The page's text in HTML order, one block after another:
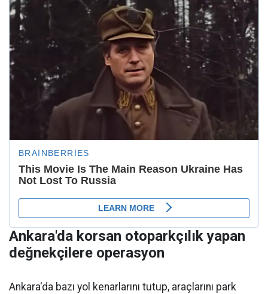
Ankara'da korsan otoparkçılık yapan
değnekçilere operasyon
Ankara'da bazı yol kenarlarını tutup, araçlarını park